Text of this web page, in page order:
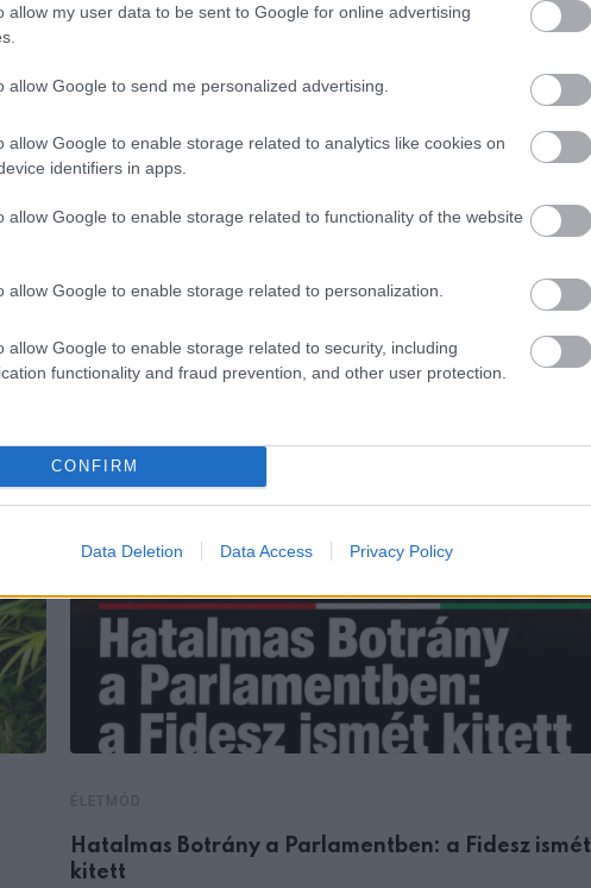
allow my user data to be sent to Google for online advertising
allow Google to send me personalized advertising.
allow Google to enable storage related to analytics like cookies on
identifiers in apps.
allow Google to enable storage related to functionality of the website
allow Google to enable storage related to personalization.
allow Google to enable storage related to security, including
functionality and fraud prevention, and other user protection.
CONFIRM
Data Deletion Data Access Privacy Policy
KÖVETKEZŐ POSZT
magyar rock and roll ikonja
Hatalmas Botrány a Parlamentben: a Fidesz ismét
kitett